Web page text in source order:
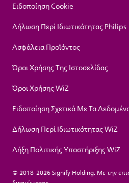
Ειδοποίηση Cookie
Δήλωση Περί Ιδιωτικότητας Philips
Ασφάλεια Προϊόντος
Όροι Χρήσης Της Ιστοσελίδας
Όροι Χρήσης WiZ
Ειδοποίηση Σχετικά Με Τα
Δήλωση Περί Ιδιωτικότητας WiZ
Λήξη Πολιτικής Υποστήριξης WiZ
© 2018-2026 Signify Holding. Με την